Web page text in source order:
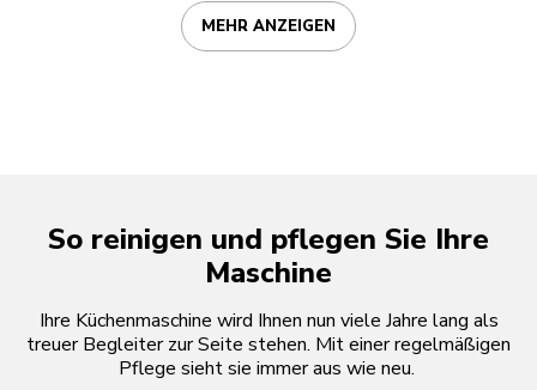
MEHR ANZEIGEN
So reinigen und pflegen Sie Ihre
Maschine
Ihre Küchenmaschine wird Ihnen nun viele Jahre lang als
treuer Begleiter zur Seite stehen. Mit einer regelmäßigen
Pflege sieht sie immer aus wie neu.